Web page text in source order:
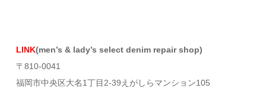
LINK(men’s & lady’s select denim repair shop)
〒810-0041
福岡市中央区大名1丁目2-39えがしらマンション105